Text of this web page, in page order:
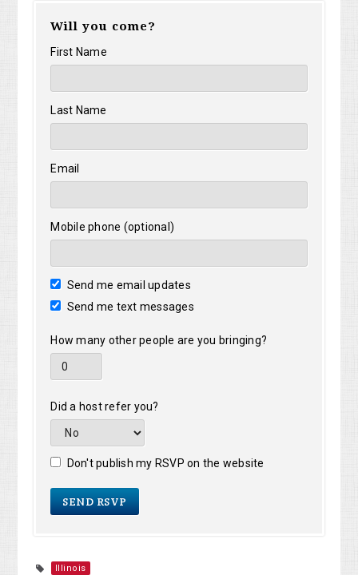
Will you come?
First Name
Last Name
Email
Mobile phone (optional)
Send me email updates
Send me text messages
How many other people are you bringing?
Did a host refer you?
Don't publish my RSVP on the website
Illinois